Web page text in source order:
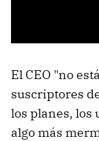
El CEO "no
suscriptores
los planes, los
algo más